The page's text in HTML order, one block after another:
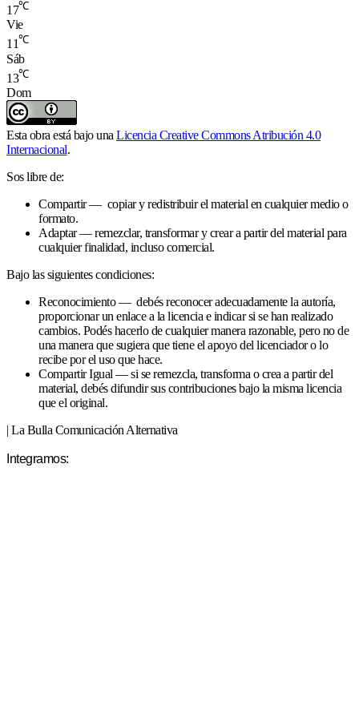
17℃
Vie
11℃
Sáb
13℃
Dom
Esta obra está bajo una Licencia Creative Commons Atribución 4.0
Internacional.
Sos libre de:
Compartir — copiar y redistribuir el material en cualquier medio o
formato.
Adaptar — remezclar, transformar y crear a partir del material para
cualquier finalidad, incluso comercial.
Bajo las siguientes condiciones:
Reconocimiento — debés reconocer adecuadamente la autoría,
proporcionar un enlace a la licencia e indicar si se han realizado
cambios. Podés hacerlo de cualquier manera razonable, pero no de
una manera que sugiera que tiene el apoyo del licenciador o lo
recibe por el uso que hace.
Compartir Igual — si se remezcla, transforma o crea a partir del
material, debés difundir sus contribuciones bajo la misma licencia
que el original.
| La Bulla Comunicación Alternativa
Integramos: